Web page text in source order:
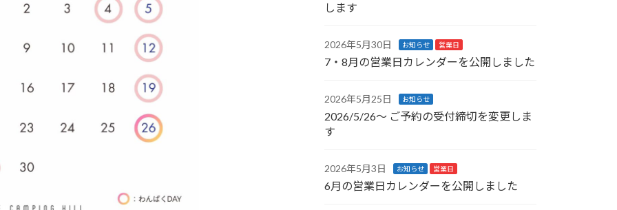
します
2026年5月30日 お知らせ 営業日
7・8月の営業日カレンダーを公開しました
2026年5月25日 お知らせ
2026/5/26〜 ご予約の受付締切を変更しま
す
2026年5月3日 お知らせ 営業日
6月の営業日カレンダーを公開しました